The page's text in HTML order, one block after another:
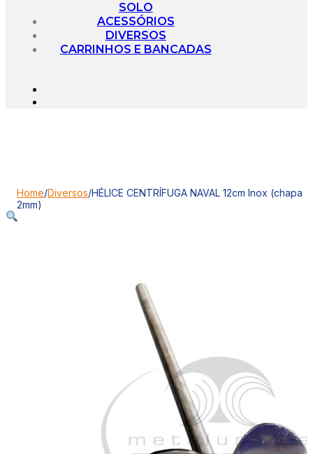
SOLO
ACESSÓRIOS
DIVERSOS
CARRINHOS E BANCADAS
Home/Diversos/HÉLICE CENTRÍFUGA NAVAL 12cm Inox (chapa
2mm)